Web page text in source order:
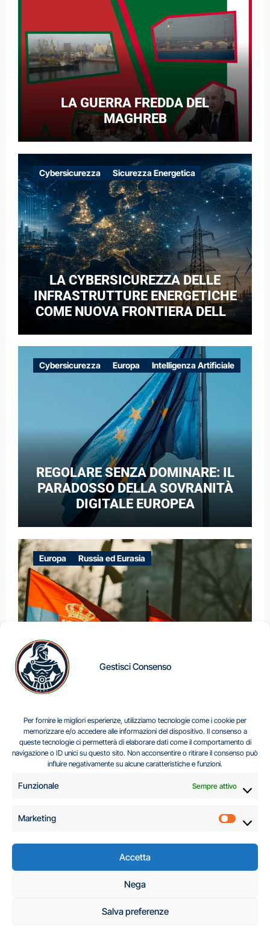
Gestisci Consenso
Per fornire le migliori esperienze, utilizziamo tecnologie come i cookie per
memorizzare e/o accedere alle informazioni del dispositivo. Il consenso a
queste tecnologie ci permetterà di elaborare dati come il comportamento di
navigazione o ID unici su questo sito. Non acconsentire o ritirare il consenso può
influire negativamente su alcune caratteristiche e funzioni.
Funzionale Sempre attivo
Marketing
Accetta
Nega
Salva preferenze
LA GUERRA FREDDA DEL
MAGHREB
Cybersicurezza Sicurezza Energetica
LA CYBERSICUREZZA DELLE
INFRASTRUTTURE ENERGETICHE
COME NUOVA FRONTIERA DELLA
CASO DELLE RETI ELETTRICHE
EUROPEE NEL CONTESTO DELLA
GUERRA IBRIDA
Cybersicurezza Europa Intelligenza Artificiale
REGOLARE SENZA DOMINARE: IL
PARADOSSO DELLA SOVRANITÀ
DIGITALE EUROPEA
Europa Russia ed Eurasia
Centro Analisi e Studi Italus © Tutti i diritti riservati
C.A.S.I. – Centro
Analisi e Studi Italus